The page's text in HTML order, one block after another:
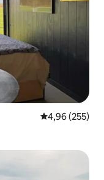
Gemiddelde
4,96 (255)